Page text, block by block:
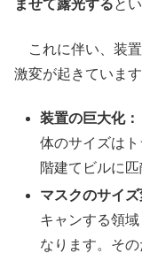
ませて露光すると
これに伴い、装
激変が起きています
装置の巨大化：
体のサイズは
階建てビルに匹
マスクのサイズ
キャンする領
なります。そ